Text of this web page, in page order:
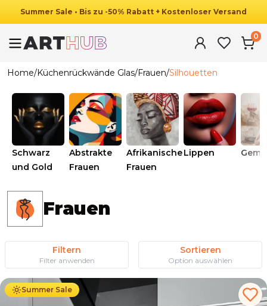
Summer Sale • Bis zu -50% Rabatt + Kostenloser Versand
0
Home/Küchenrückwände Glas/Frauen/Silhouetten
Schwarz
und Gold
Abstrakte
Frauen
Afrikanische
Frauen
Lippen
Frauen
Filtern
Filter anwenden
Sortieren
Option auswählen
Summer Sale
69.90 € 34.90 €